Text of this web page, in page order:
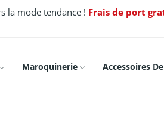
la mode tendance ! Frais de port
Maroquinerie Accessoires